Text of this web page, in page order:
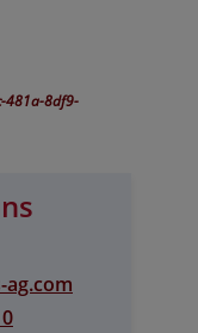
481a-8df9-